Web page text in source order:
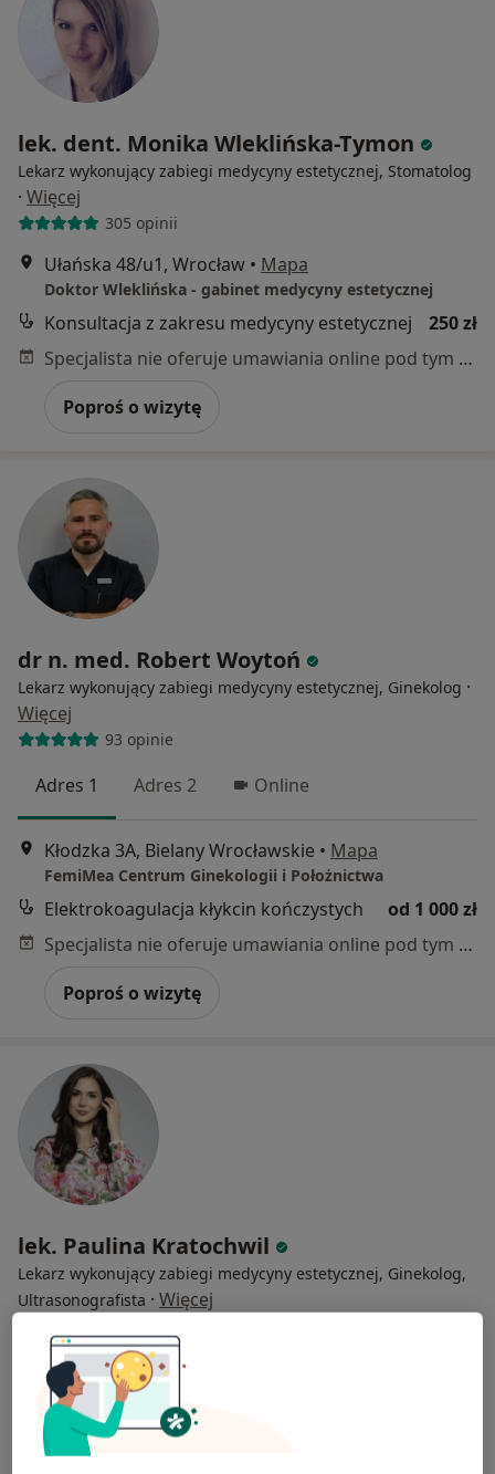
lek. dent. Monika Wleklińska-Tymon
Lekarz wykonujący zabiegi medycyny estetycznej, Stomatolog
· Więcej
305 opinii
Ułańska 48/u1, Wrocław • Mapa
Doktor Wleklińska - gabinet medycyny estetycznej
Konsultacja z zakresu medycyny estetycznej
250 zł
Specjalista nie oferuje umawiania online pod tym adresem.
Poproś o wizytę
dr n. med. Robert Woytoń
Lekarz wykonujący zabiegi medycyny estetycznej, Ginekolog ·
Więcej
93 opinie
Adres 1 Adres 2 Online
Kłodzka 3A, Bielany Wrocławskie • Mapa
FemiMea Centrum Ginekologii i Położnictwa
Elektrokoagulacja kłykcin kończystych
od 1 000 zł
Specjalista nie oferuje umawiania online pod tym adresem.
Poproś o wizytę
lek. Paulina Kratochwil
Lekarz wykonujący zabiegi medycyny estetycznej, Ginekolog,
Ultrasonografista · Więcej
Adres 1 Adres 2
Kłodzka 3A, Bielany Wrocławskie
FemiMea Centrum Ginekologii i Położnictwa